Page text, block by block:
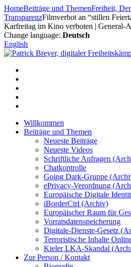
Zum
Inhalt
springen
HomeBeiträge und ThemenFreiheit,
TransparenzFilmverbot an “stillen
Karfreitag im Kino verboten | General-
Change language: Deutsch
English
Willkommen
Beiträge und Themen
Neueste Beiträge
Neueste Videos
Schriftliche Anfragen
Chatkontrolle
Going Dark-Gruppe
ePrivacy-Verordnung
Europäische Digitale
iBorderCtrl (Archiv)
Europäischer Raum für
Vorratsdatenspeicherung
Digitale-Dienste-Gesetz
Terroristische Inhalte
Kieler LKA-Skandal
Zur Person / Kontakt